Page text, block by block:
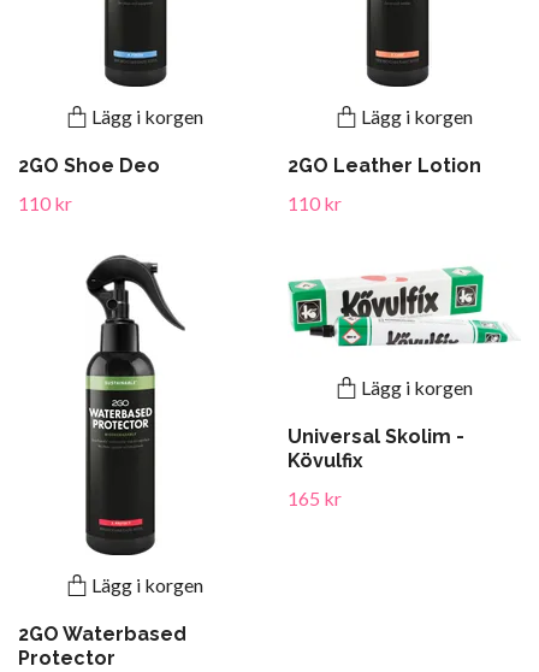
Lägg i korgen
2GO Shoe Deo
110 kr
Lägg i korgen
2GO Leather Lotion
110 kr
Lägg i korgen
2GO Waterbased
Protector
Lägg i korgen
Universal Skolim -
Kövulfix
165 kr